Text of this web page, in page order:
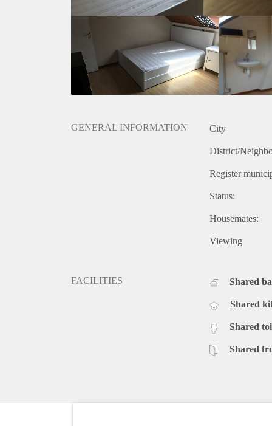
GENERAL INFORMATION City
District/
Register
Status:
Housemates:
Viewing
FACILITIES Shared
Shared
Shared
Shared